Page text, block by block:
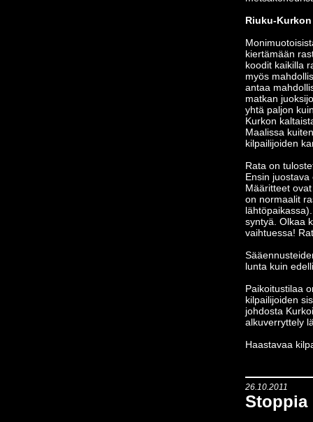
Riuku-
kiertämään
koodit kaikilla
myös
antaa
matkan
yhtä paljon
Kurkon
Maalissa
kilpailijoiden
Rata on
Ensin
Määritteet
on normaalit
syntyä. Olkaa
vaihtuessa!
lunta kuin
Paikoitustilaa
kilpailijoiden
johdosta
alkuverryttely
Haastavaa
26.10.2011
Stoppia